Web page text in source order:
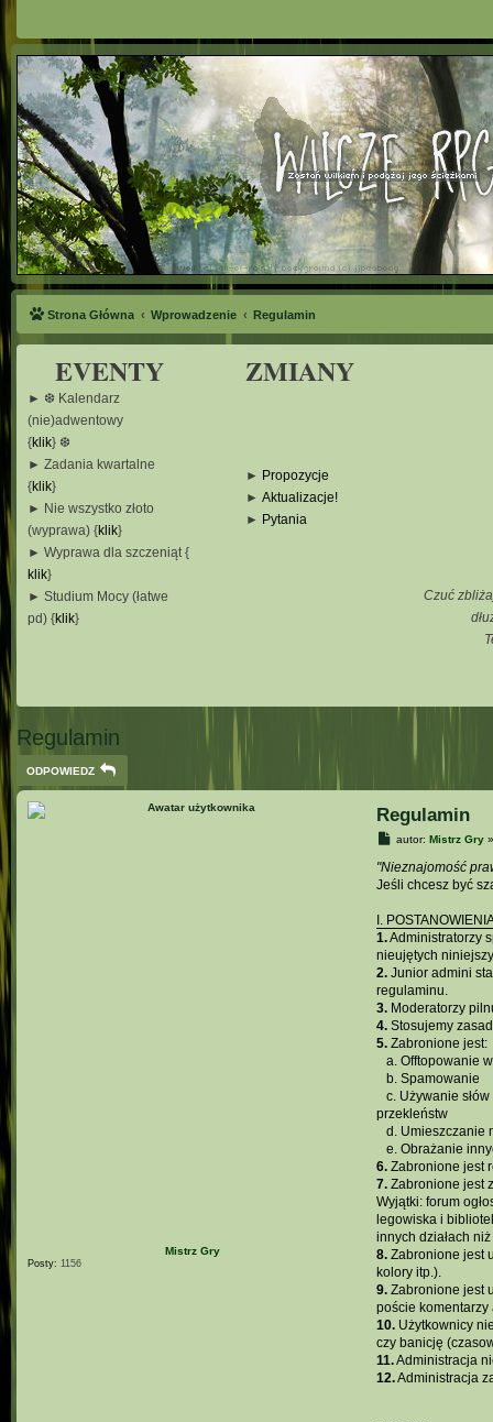
Strona Główna Wprowadzenie Regulamin
EVENTY ZMIANY
► ❆ Kalendarz
(nie)adwentowy
{klik} ❆
► Zadania kwartalne
{klik}
► Nie wszystko złoto
(wyprawa) {klik}
► Wyprawa dla szczeniąt {
klik}
► Studium Mocy (łatwe
pd) {klik}
► Propozycje
► Aktualizacje!
► Pytania
Czuć
Regulamin
ODPOWIEDZ
Mistrz Gry
Posty: 1156
Regulamin
P
s
t
autor:Mistrz Gry
"Nieznajomość
Jeśli chcesz być
I.
1.Administratorzy
nieujętych
2.Junior admini
regulaminu.
3.Moderatorzy
4.Stosujemy
5.Zabronione jest:
a. Offtopowanie
b. Spamowanie
c. Używanie
przekleństw
d. Umieszczanie
e. Obrażanie
6.Zabronione jest
7.Zabronione jest
Wyjątki: forum
legowiska i
innych działach
8.Zabronione jest
kolory itp.).
9.Zabronione jest
poście komentarzy
10.Użytkownicy
czy banicję
11.Administracja
12.Administracja